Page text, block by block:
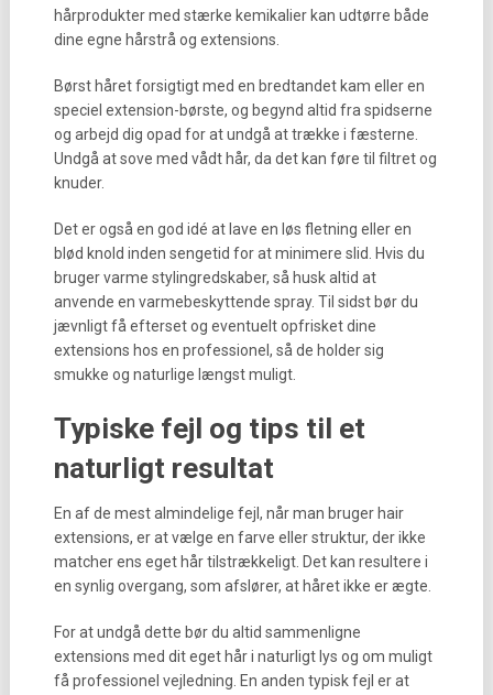
hårprodukter med stærke kemikalier kan udtørre både
dine egne hårstrå og extensions.
Børst håret forsigtigt med en bredtandet kam eller en
speciel extension-børste, og begynd altid fra spidserne
og arbejd dig opad for at undgå at trække i fæsterne.
Undgå at sove med vådt hår, da det kan føre til filtret og
knuder.
Det er også en god idé at lave en løs fletning eller en
blød knold inden sengetid for at minimere slid. Hvis du
bruger varme stylingredskaber, så husk altid at
anvende en varmebeskyttende spray. Til sidst bør du
jævnligt få efterset og eventuelt opfrisket dine
extensions hos en professionel, så de holder sig
smukke og naturlige længst muligt.
Typiske fejl og tips til et
naturligt resultat
En af de mest almindelige fejl, når man bruger hair
extensions, er at vælge en farve eller struktur, der ikke
matcher ens eget hår tilstrækkeligt. Det kan resultere i
en synlig overgang, som afslører, at håret ikke er ægte.
For at undgå dette bør du altid sammenligne
extensions med dit eget hår i naturligt lys og om muligt
få professionel vejledning. En anden typisk fejl er at